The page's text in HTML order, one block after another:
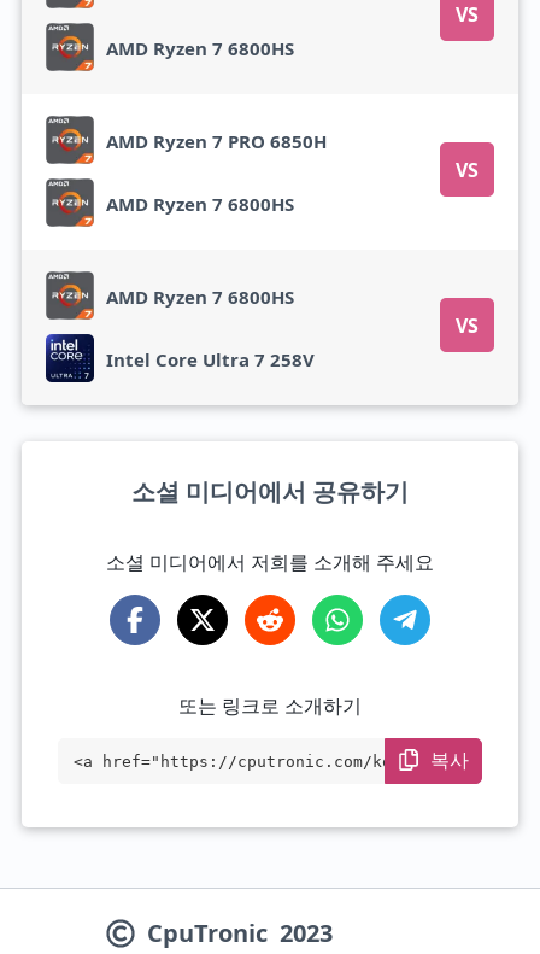
VS
AMD Ryzen 7 6800HS
AMD Ryzen 7 PRO 6850H
VS
AMD Ryzen 7 6800HS
AMD Ryzen 7 6800HS
VS
Intel Core Ultra 7 258V
소셜 미디어에서 공유하기
소셜 미디어에서 저희를 소개해 주세요
또는 링크로 소개하기
<a href="https://cputronic.com/ko/cpu/am
복사
CpuTronic 2023